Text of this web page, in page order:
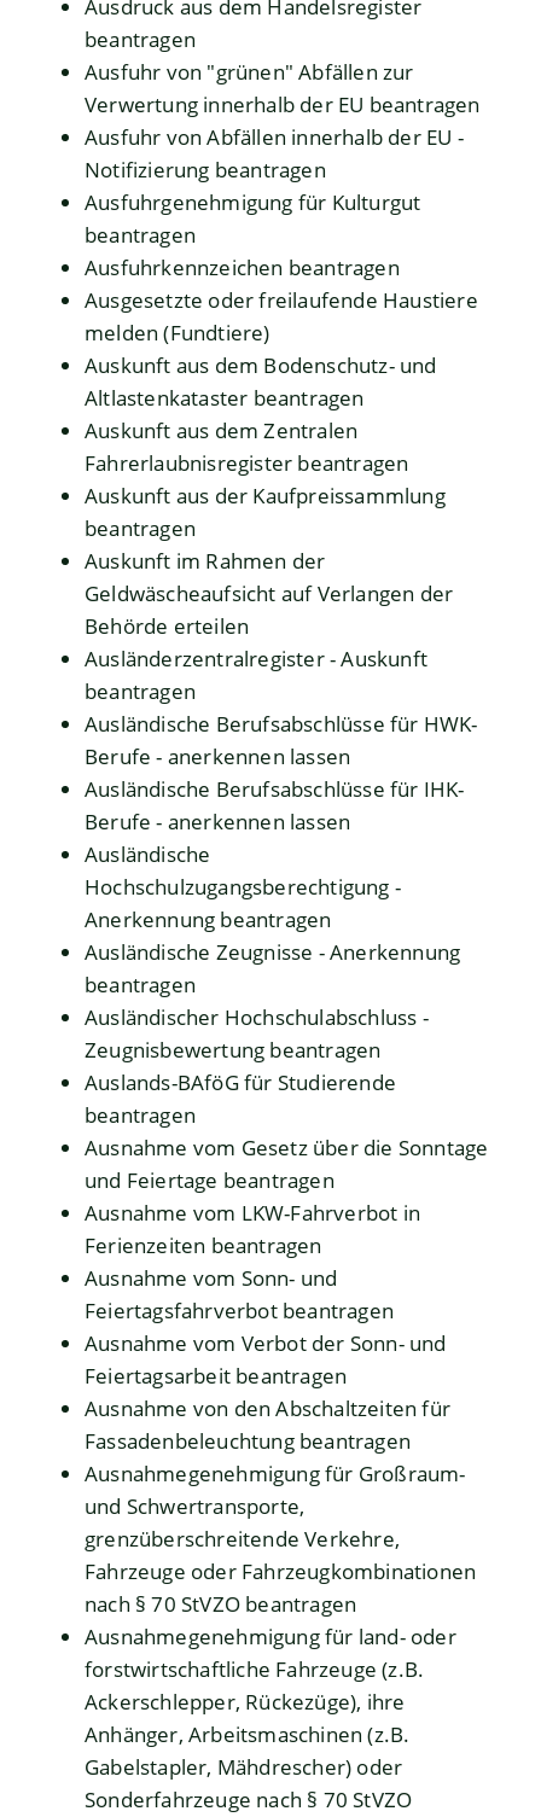
Ausdruck aus dem Handelsregister
beantragen
Ausfuhr von "grünen" Abfällen zur
Verwertung innerhalb der EU beantragen
Ausfuhr von Abfällen innerhalb der EU -
Notifizierung beantragen
Ausfuhrgenehmigung für Kulturgut
beantragen
Ausfuhrkennzeichen beantragen
Ausgesetzte oder freilaufende Haustiere
melden (Fundtiere)
Auskunft aus dem Bodenschutz- und
Altlastenkataster beantragen
Auskunft aus dem Zentralen
Fahrerlaubnisregister beantragen
Auskunft aus der Kaufpreissammlung
beantragen
Auskunft im Rahmen der
Geldwäscheaufsicht auf Verlangen der
Behörde erteilen
Ausländerzentralregister - Auskunft
beantragen
Ausländische Berufsabschlüsse für HWK-
Berufe - anerkennen lassen
Ausländische Berufsabschlüsse für IHK-
Berufe - anerkennen lassen
Ausländische
Hochschulzugangsberechtigung -
Anerkennung beantragen
Ausländische Zeugnisse - Anerkennung
beantragen
Ausländischer Hochschulabschluss -
Zeugnisbewertung beantragen
Auslands-BAföG für Studierende
beantragen
Ausnahme vom Gesetz über die Sonntage
und Feiertage beantragen
Ausnahme vom LKW-Fahrverbot in
Ferienzeiten beantragen
Ausnahme vom Sonn- und
Feiertagsfahrverbot beantragen
Ausnahme vom Verbot der Sonn- und
Feiertagsarbeit beantragen
Ausnahme von den Abschaltzeiten für
Fassadenbeleuchtung beantragen
Ausnahmegenehmigung für Großraum-
und Schwertransporte,
grenzüberschreitende Verkehre,
Fahrzeuge oder Fahrzeugkombinationen
nach § 70 StVZO beantragen
Ausnahmegenehmigung für land- oder
forstwirtschaftliche Fahrzeuge (z.B.
Ackerschlepper, Rückezüge), ihre
Anhänger, Arbeitsmaschinen (z.B.
Gabelstapler, Mähdrescher) oder
Sonderfahrzeuge nach § 70 StVZO